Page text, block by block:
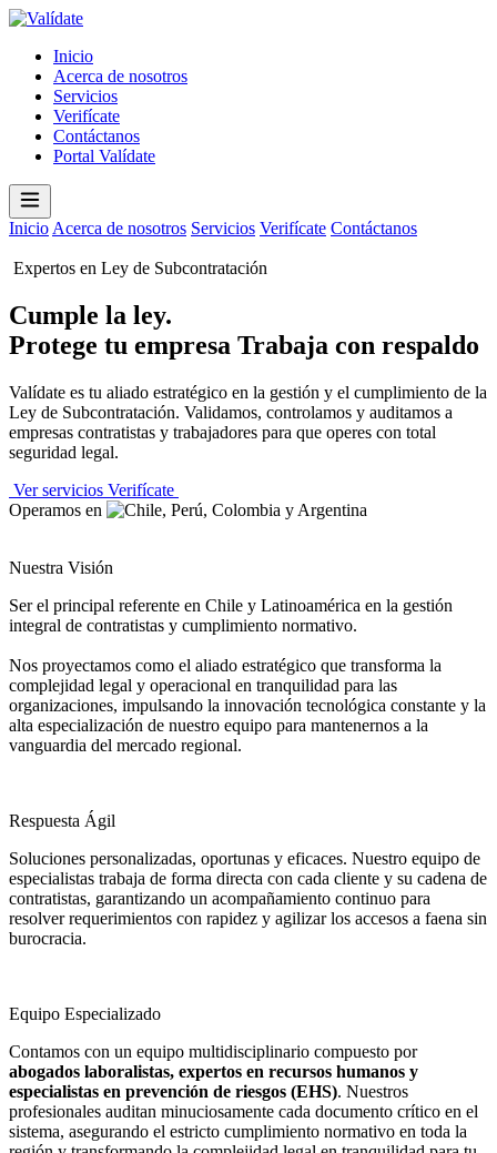
Inicio
Acerca de nosotros
Servicios
Verifícate
Contáctanos
Portal Valídate
Inicio Acerca de nosotros Servicios Verifícate Contáctanos
Expertos en Ley de Subcontratación
Cumple la ley.
Protege tu empresa Trabaja con respaldo
Valídate es tu aliado estratégico en la gestión y el cumplimiento de la
Ley de Subcontratación. Validamos, controlamos y auditamos a
empresas contratistas y trabajadores para que operes con total
seguridad legal.
Ver servicios Verifícate
Operamos en
Nuestra Visión
Ser el principal referente en Chile y Latinoamérica en la gestión
integral de contratistas y cumplimiento normativo.
Nos proyectamos como el aliado estratégico que transforma la
complejidad legal y operacional en tranquilidad para las
organizaciones, impulsando la innovación tecnológica constante y la
alta especialización de nuestro equipo para mantenernos a la
vanguardia del mercado regional.
Respuesta Ágil
Soluciones personalizadas, oportunas y eficaces. Nuestro equipo de
especialistas trabaja de forma directa con cada cliente y su cadena de
contratistas, garantizando un acompañamiento continuo para
resolver requerimientos con rapidez y agilizar los accesos a faena sin
burocracia.
Equipo Especializado
Contamos con un equipo multidisciplinario compuesto por
abogados laboralistas, expertos en recursos humanos y
especialistas en prevención de riesgos (EHS). Nuestros
profesionales auditan minuciosamente cada documento crítico en el
sistema, asegurando el estricto cumplimiento normativo en toda la